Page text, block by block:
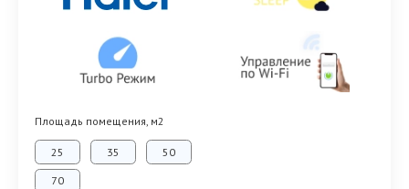
Площадь помещения, м2
25 35 50
70